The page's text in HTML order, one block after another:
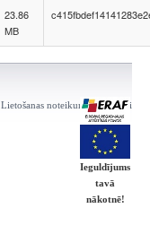
23.86
MB
Lietošanas noteikumi | Kontakti
Ieguldījums
tavā
nākotnē!